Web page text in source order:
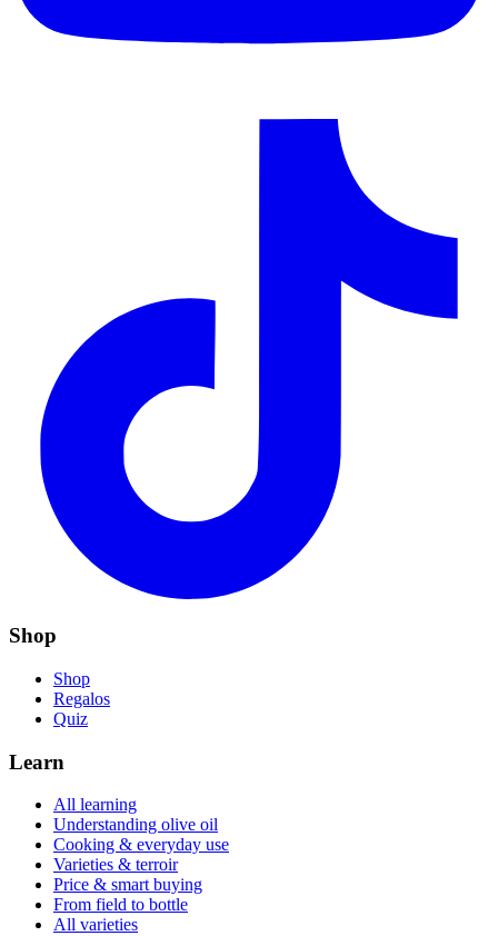
Shop
Shop
Regalos
Quiz
Learn
All learning
Understanding olive oil
Cooking & everyday use
Varieties & terroir
Price & smart buying
From field to bottle
All varieties